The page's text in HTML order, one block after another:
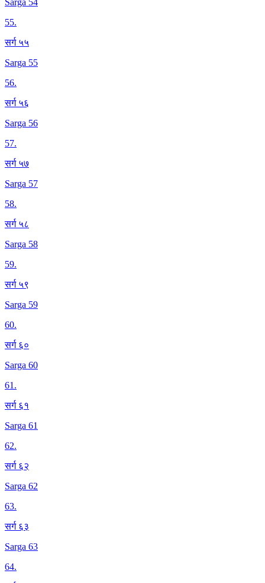
Sarga 54
55.
सर्ग ५५
Sarga 55
56.
सर्ग ५६
Sarga 56
57.
सर्ग ५७
Sarga 57
58.
सर्ग ५८
Sarga 58
59.
सर्ग ५९
Sarga 59
60.
सर्ग ६०
Sarga 60
61.
सर्ग ६१
Sarga 61
62.
सर्ग ६२
Sarga 62
63.
सर्ग ६३
Sarga 63
64.